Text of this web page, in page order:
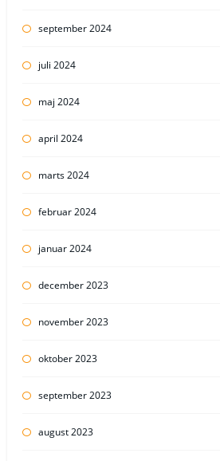
september 2024
juli 2024
maj 2024
april 2024
marts 2024
februar 2024
januar 2024
december 2023
november 2023
oktober 2023
september 2023
august 2023